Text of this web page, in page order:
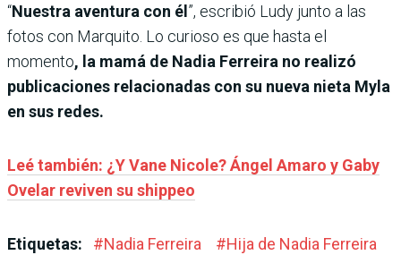
“Nuestra aventura con él ”, escribió Ludy junto a las
fotos con Marquito. Lo curioso es que hasta el
momento, la mamá de Nadia Ferreira no realizó
publicaciones relacionadas con su nueva nieta Myla
en sus redes.
Leé también: ¿Y Vane Nicole? Ángel Amaro y Gaby
Ovelar reviven su shippeo
Etiquetas: #Nadia Ferreira #Hija de Nadia Ferreira